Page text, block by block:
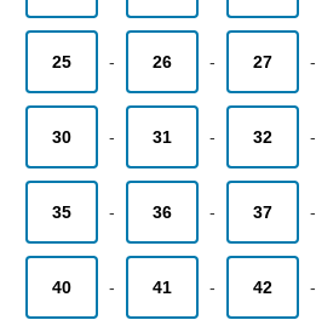
25 - 26 - 27 -
30 - 31 - 32 -
35 - 36 - 37 -
40 - 41 - 42 -